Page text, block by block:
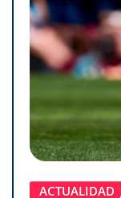
ACTUALIDAD